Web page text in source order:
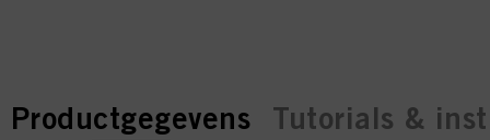
current tab:
current tab:
Productgegevens Tutorials &